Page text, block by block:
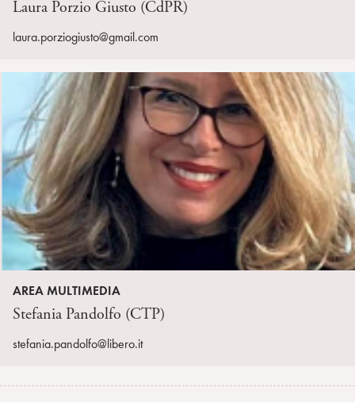
Laura Porzio Giusto (CdPR)
laura.porziogiusto@gmail.com
AREA MULTIMEDIA
Stefania Pandolfo (CTP)
stefania.pandolfo@libero.it